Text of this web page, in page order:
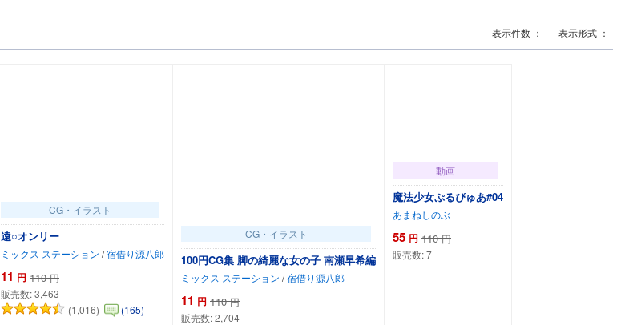
表示形式 ：
表示件数 ：
CG・イラスト
遠○オンリー
ミックス ステーション /宿借り源八郎
11 円 110 円
販売数:3,463
(1,016)
(165)
CG・イラスト
100円CG集 脚の綺麗な女の子 南瀬早希編
ミックス ステーション /宿借り源八郎
11 円 110 円
販売数:2,704
動画
魔法少女ぷるぴゅあ#04
あまねしのぶ
55 円 110 円
販売数:7